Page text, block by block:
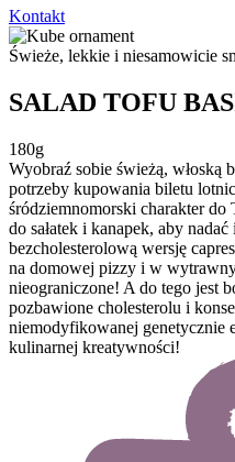
Kontakt
Świeże, lekkie i niesamowicie
SALAD TOFU
180g
Wyobraź sobie świeżą, włoską
potrzeby kupowania biletu
śródziemnomorski charakter
do sałatek i kanapek, aby
bezcholesterolową wersję
na domowej pizzy i w
nieograniczone! A do tego jest
pozbawione cholesterolu i
niemodyfikowanej genetycznie
kulinarnej kreatywności!